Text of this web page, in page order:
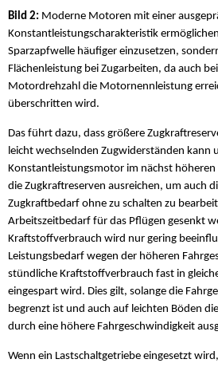
Bild 2: Moderne Motoren mit einer
Konstantleistungscharakteristik
Sparzapfwelle häufiger einzusetzen,
Flächenleistung bei Zugarbeiten, da auch
Motordrehzahl die Motornennleistung
überschritten wird.
Das führt dazu, dass größere
leicht wechselnden Zugwiderständen kann
Konstantleistungsmotor im nächst höheren
die Zugkraftreserven ausreichen, um auch
Zugkraftbedarf ohne zu schalten zu
Arbeitszeitbedarf für das Pflügen gesenkt
Kraftstoffverbrauch wird nur gering
Leistungsbedarf wegen der höheren
stündliche Kraftstoffverbrauch fast in
eingespart wird. Dies gilt, solange die
begrenzt ist und auch auf leichten Böden
durch eine höhere Fahrgeschwindigkeit
Wenn ein Lastschaltgetriebe eingesetzt